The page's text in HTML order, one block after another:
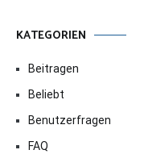
KATEGORIEN
Beitragen
Beliebt
Benutzerfragen
FAQ